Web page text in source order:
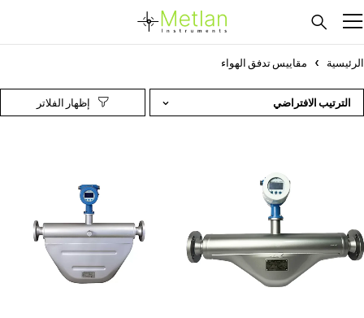
مقاييس تدفق الهواء
الترتيب الافتراضي